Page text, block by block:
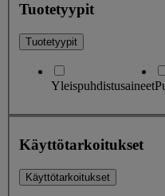
Tuotetyypit
Tuotetyypit
Yleispuhdistusaineet
Käyttötarkoitukset
Käyttötarkoitukset